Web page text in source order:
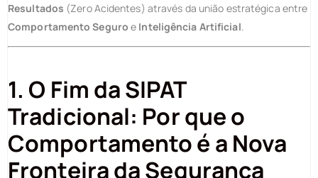
Resultados (Zero Acidentes) através da união estratégica entre
Comportamento Seguro e Inteligência Artificial
1. O Fim da SIPAT
Tradicional: Por que o
Comportamento é a Nova
Fronteira da Segurança